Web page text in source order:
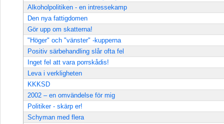
Alkoholpolitiken - en intressekamp
Den nya fattigdomen
Gör upp om skatterna!
"Höger" och "vänster" -kupperna
Positiv särbehandling slår ofta fel
Inget fel att vara porrskådis!
Leva i verkligheten
KKKSD
2002 – en omvändelse för mig
Politiker - skärp er!
Schyman med flera